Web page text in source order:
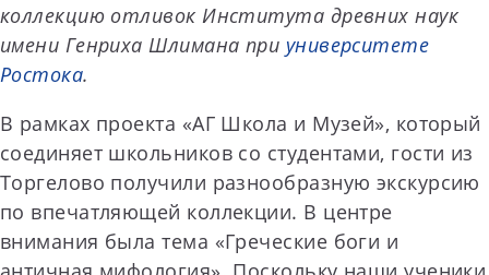
коллекцию отливок Института древних наук
имени Генриха Шлимана при университете
Ростока.
В рамках проекта «АГ Школа и Музей», который
соединяет школьников со студентами, гости из
Торгелово получили разнообразную экскурсию
по впечатляющей коллекции. В центре
внимания была тема «Греческие боги и